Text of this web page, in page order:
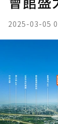
2025-03-05